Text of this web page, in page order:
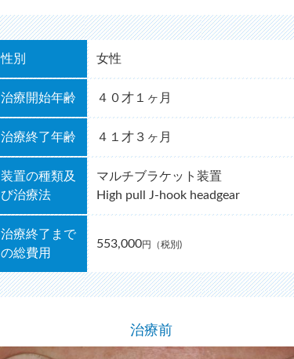
性別 女性
治療開始年齢 ４０才１ヶ月
治療終了年齢 ４１才３ヶ月
装置の種類及
び治療法
マルチブラケット装置
High pull J-hook headgear
治療終了まで
の総費用
553,000円（税別)
治療前